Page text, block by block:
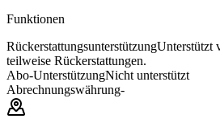
Funktionen
RückerstattungsunterstützungUnterstützt
teilweise Rückerstattungen.
Abo-UnterstützungNicht unterstützt
Abrechnungswährung-